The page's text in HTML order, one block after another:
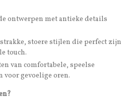
ontwerpen met antieke details
stoere stijlen die perfect zijn
touch.
van comfortabele, speelse
gevoelige oren.